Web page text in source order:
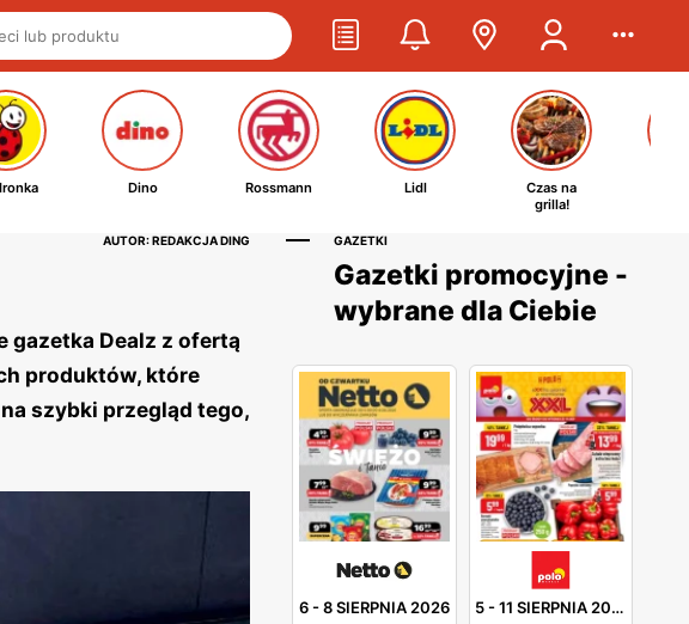
Dino Rossmann Lidl
Czas na
grilla!
AUTOR: REDAKCJA DING
gazetka Dealz z ofertą
produktów, które
szybki przegląd tego,
GAZETKI
Gazetki promocyjne -
wybrane dla Ciebie
6-8 SIERPNIA 2026 5-11 SIERPNIA 2026